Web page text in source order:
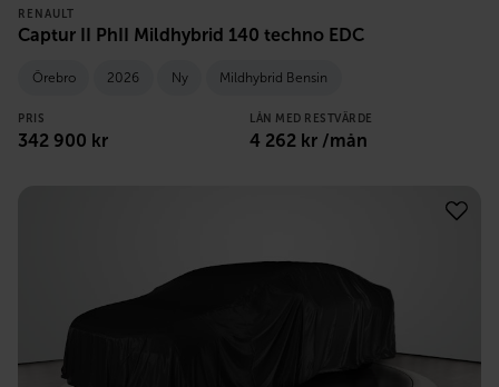
RENAULT
Captur II PhII Mildhybrid 140 techno EDC
Örebro 2026 Ny Mildhybrid Bensin
PRIS
342 900 kr
LÅN MED RESTVÄRDE
4 262 kr /mån